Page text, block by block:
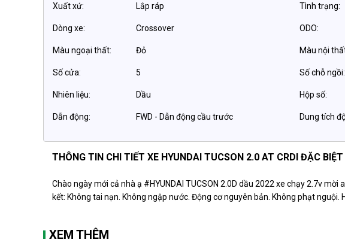
Xuất xứ: Lắp ráp Tình trạng:
Dòng xe: Crossover ODO:
Màu ngoại thất: Đỏ Màu nội
Số cửa: 5 Số chỗ ngồi:
Nhiên liệu: Dầu Hộp số:
Dẫn động: FWD - Dẫn động cầu trước Dung tích
THÔNG TIN CHI TIẾT XE HYUNDAI TUCSON 2.0 AT CRDI ĐẶC
Chào ngày mới cả nhà ạ #HYUNDAI TUCSON 2.0D dầu 2022 xe chạy 2.7v
kết: Không tai nạn. Không ngập nước. Động cơ nguyên bản. Không phạt nguội.
XEM THÊM